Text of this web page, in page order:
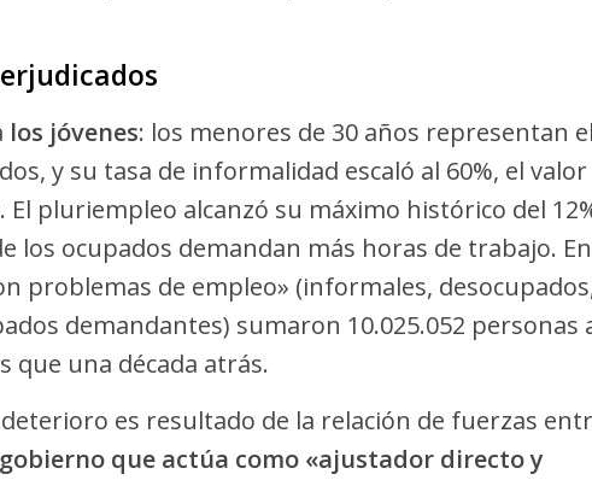
los jóvenes: los menores de 30 años representan el
y su tasa de informalidad escaló al 60%, el valor
pluriempleo alcanzó su máximo histórico del
los ocupados demandan más horas de trabajo. En
problemas de empleo» (informales,
demandantes) sumaron 10.025.052 personas
que una década atrás.
es resultado de la relación de fuerzas
que actúa como «ajustador directo y